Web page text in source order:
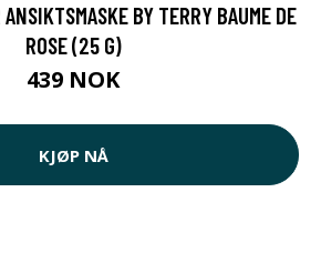
BY TERRY BAUME DE
ROSE (25 G)
439 NOK
KJØP NÅ